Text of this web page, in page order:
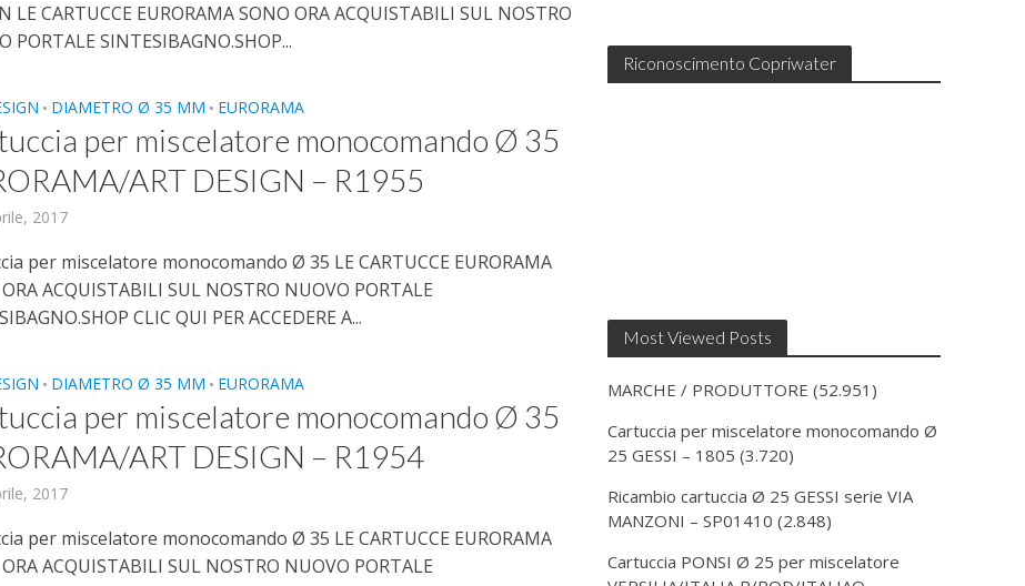
LE CARTUCCE EURORAMA SONO ORA ACQUISTABILI SUL NOSTRO
PORTALE SINTESIBAGNO.SHOP...
• DIAMETRO Ø 35 MM • EURORAMA
per miscelatore monocomando Ø 35
ART DESIGN – R1955
2017
per miscelatore monocomando Ø 35 LE CARTUCCE EURORAMA
ACQUISTABILI SUL NOSTRO NUOVO PORTALE
CLIC QUI PER ACCEDERE A...
• DIAMETRO Ø 35 MM • EURORAMA
per miscelatore monocomando Ø 35
ART DESIGN – R1954
2017
per miscelatore monocomando Ø 35 LE CARTUCCE EURORAMA
ACQUISTABILI SUL NOSTRO NUOVO PORTALE
Riconoscimento Copriwater
Most Viewed Posts
MARCHE / PRODUTTORE (52.951)
Cartuccia per miscelatore monocomando Ø
25 GESSI – 1805 (3.720)
Ricambio cartuccia Ø 25 GESSI serie VIA
MANZONI – SP01410 (2.848)
Cartuccia PONSI Ø 25 per miscelatore